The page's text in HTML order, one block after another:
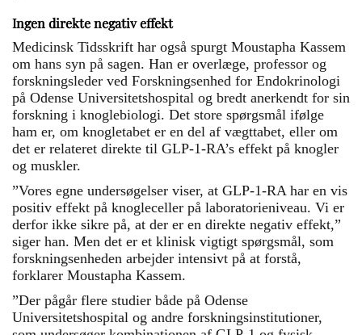
Ingen direkte negativ effekt
Medicinsk Tidsskrift har også spurgt Mou­stapha Kassem
om hans syn på sagen. Han er overlæge, professor og
forskningsleder ved Forskningsenhed for Endokrinologi
på Odense Universitetshospital og bredt anerkendt for sin
forskning i knoglebiologi. Det store spørgsmål ifølge
ham er, om knogletabet er en del af vægttabet, eller om
det er relateret direkte til GLP-1-RA’s effekt på knogler
og muskler.
”Vores egne undersøgelser viser, at GLP-1-RA har en vis
positiv effekt på knogleceller på laboratorieniveau. Vi er
derfor ikke sikre på, at der er en direkte negativ effekt,”
siger han. Men det er et klinisk vigtigt spørgsmål, som
forskningsenheden arbejder intensivt på at forstå,
forklarer Moustapha Kassem.
”Der pågår flere studier både på Odense
Universitetshospital og andre forskningsinstitutioner,